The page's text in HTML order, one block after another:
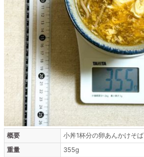
概要
小丼1杯分の卵あんかけそば
重量
355g